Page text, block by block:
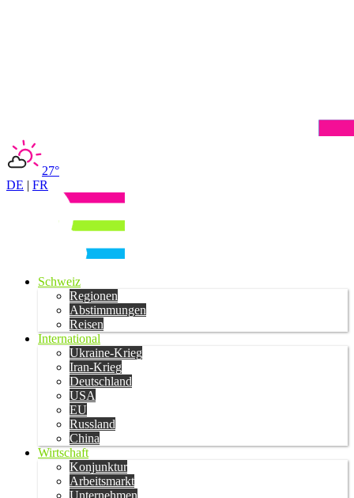
27°
DE | FR
Schweiz
Regionen
Abstimmungen
Reisen
International
Ukraine-Krieg
Iran-Krieg
Deutschland
USA
EU
Russland
China
Wirtschaft
Konjunktur
Arbeitsmarkt
Unternehmen